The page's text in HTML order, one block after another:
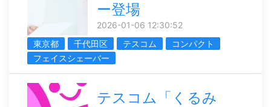
ー登場
2026-01-06 12:30:52
東京都
千代田区 テスコム
コンパクト
フェイスシェーバー
テスコム「くるみ